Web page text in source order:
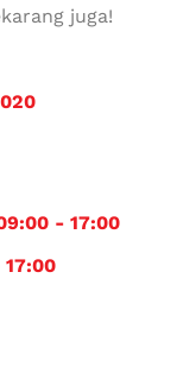
juga!
- 17:00